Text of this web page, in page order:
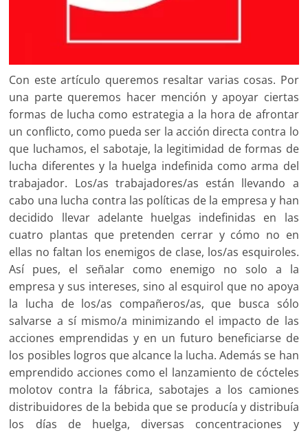
Con este artículo queremos resaltar varias cosas. Por
una parte queremos hacer mención y apoyar ciertas
formas de lucha como estrategia a la hora de afrontar
un conflicto, como pueda ser la acción directa contra lo
que luchamos, el sabotaje, la legitimidad de formas de
lucha diferentes y la huelga indefinida como arma del
trabajador. Los/as trabajadores/as están llevando a
cabo una lucha contra las políticas de la empresa y han
decidido llevar adelante huelgas indefinidas en las
cuatro plantas que pretenden cerrar y cómo no en
ellas no faltan los enemigos de clase, los/as esquiroles.
Así pues, el señalar como enemigo no solo a la
empresa y sus intereses, sino al esquirol que no apoya
la lucha de los/as compañeros/as, que busca sólo
salvarse a sí mismo/a minimizando el impacto de las
acciones emprendidas y en un futuro beneficiarse de
los posibles logros que alcance la lucha. Además se han
emprendido acciones como el lanzamiento de cócteles
molotov contra la fábrica, sabotajes a los camiones
distribuidores de la bebida que se producía y distribuía
los días de huelga, diversas concentraciones y